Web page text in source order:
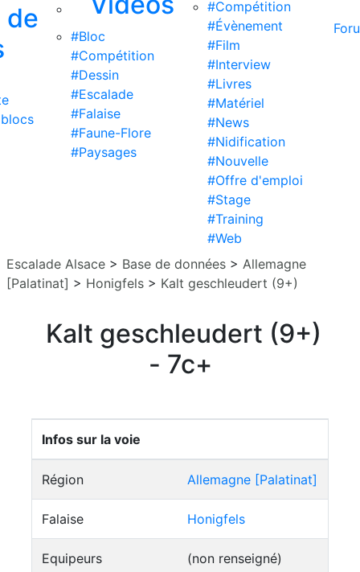
de
#Bloc
#Compétition
#Dessin
#Escalade
#Falaise
#Faune-Flore
#Paysages
#Compétition
#Évènement
#Film
#Interview
#Livres
#Matériel
#News
#Nidification
#Nouvelle
#Offre d'emploi
#Stage
#Training
#Web
Escalade Alsace > Base de données > Allemagne
[Palatinat] > Honigfels > Kalt geschleudert (9+)
Kalt geschleudert (9+)
- 7c+
Infos sur la voie
Région Allemagne [Palatinat]
Falaise Honigfels
Equipeurs (non renseigné)